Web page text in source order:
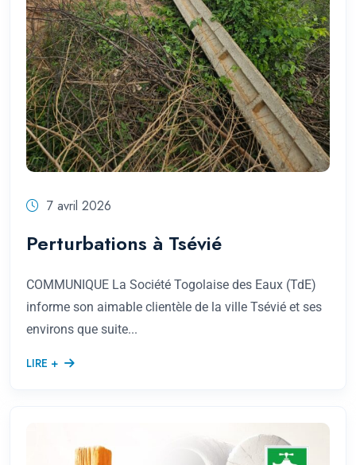
7 avril 2026
Perturbations à Tsévié
COMMUNIQUE La Société Togolaise des Eaux (TdE)
informe son aimable clientèle de la ville Tsévié et ses
environs que suite...
LIRE +